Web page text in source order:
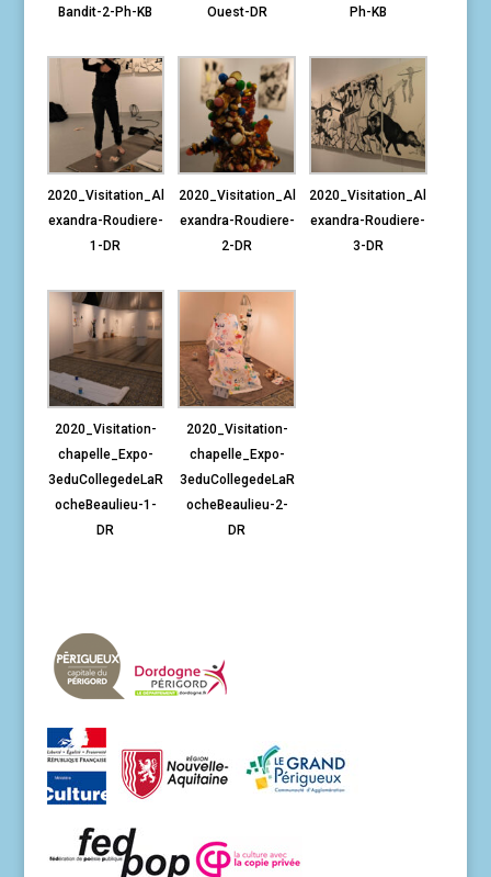
Bandit-2-Ph-KB Ouest-DR Ph-KB
2020_Visitation_Al
exandra-Roudiere-
1-DR
2020_Visitation_Al
exandra-Roudiere-
2-DR
2020_Visitation_Al
exandra-Roudiere-
3-DR
2020_Visitation-
chapelle_Expo-
3eduCollegedeLaR
ocheBeaulieu-1-
DR
2020_Visitation-
chapelle_Expo-
3eduCollegedeLaR
ocheBeaulieu-2-
DR